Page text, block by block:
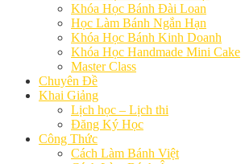
Khóa Học Bánh Đài Loan
Học Làm Bánh Ngắn Hạn
Khóa Học Bánh Kinh Doanh
Khóa Học Handmade Mini Cake
Master Class
Chuyên Đề
Khai Giảng
Lịch học – Lịch thi
Đăng Ký Học
Công Thức
Cách Làm Bánh Việt